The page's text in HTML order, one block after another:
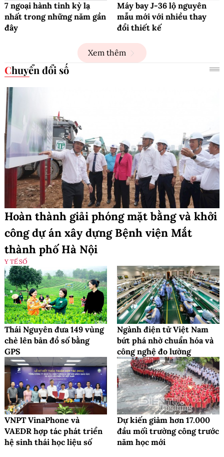
7 ngoại hành tinh kỳ lạ
nhất trong những năm gần
đây
Máy bay J-36 lộ nguyên
mẫu mới với nhiều thay
đổi thiết kế
Xem thêm
Chuyển đổi số
Hoàn thành giải phóng mặt bằng và khởi
công dự án xây dựng Bệnh viện Mắt
thành phố Hà Nội
Y TẾ SỐ
Thái Nguyên đưa 149 vùng
chè lên bản đồ số bằng
GPS
Ngành điện tử Việt Nam
bứt phá nhờ chuẩn hóa và
công nghệ đo lường
VNPT VinaPhone và
VAEDR hợp tác phát triển
hệ sinh thái học liệu số
Dự kiến giảm hơn 17.000
đầu mối trường công trước
năm học mới